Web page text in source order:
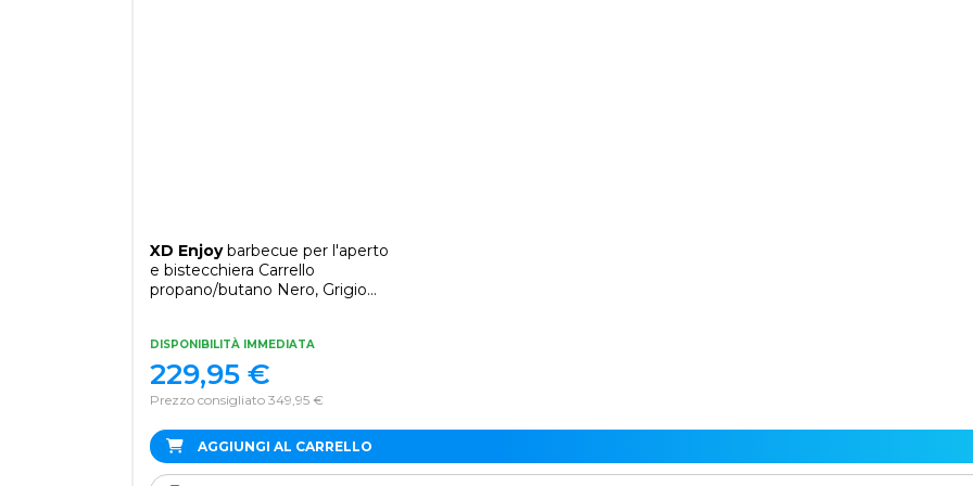
XD Enjoybarbecue per l'aperto
e bistecchiera Carrello
propano/butano Nero, Grigio
DISPONIBILITÀ IMMEDIATA
Prezzo consigliato 349,95 €
229,95 €
AGGIUNGI AL CARRELLO